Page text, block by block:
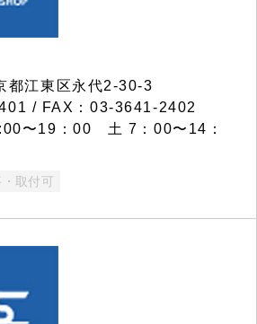
江東区永代2-30-3
/ FAX：03-3641-2402
〜19：00 土 7：00〜14：
・取付可